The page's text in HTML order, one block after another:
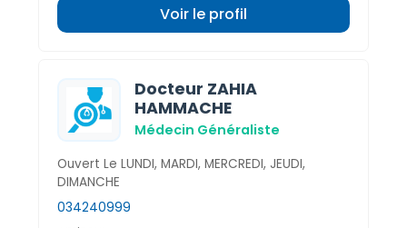
Voir le profil
Docteur ZAHIA
HAMMACHE
Médecin Généraliste
Ouvert Le LUNDI, MARDI, MERCREDI, JEUDI,
DIMANCHE
034240999